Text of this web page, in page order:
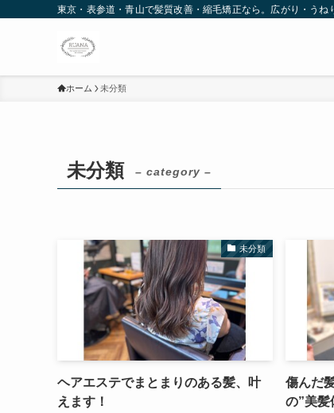
東京・表参道・青山で髪質改善・縮毛矯正なら。広がり・うね
ホーム 未分類
未分類 – category –
未分類
ヘアエステでまとまりのある髪、叶
えます！
傷んだ
の”美髪